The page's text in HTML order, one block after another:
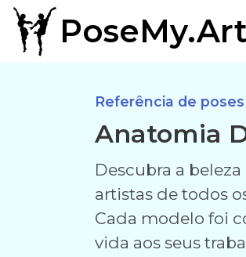
PoseMy.Art
Referência de poses
Anatomia
Descubra a
artistas de todos
Cada modelo foi
vida aos seus